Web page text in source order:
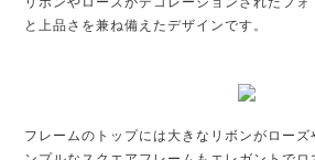
と上品さを兼ね備えたデザインです。
フレームのトップには大きなリボンがロー